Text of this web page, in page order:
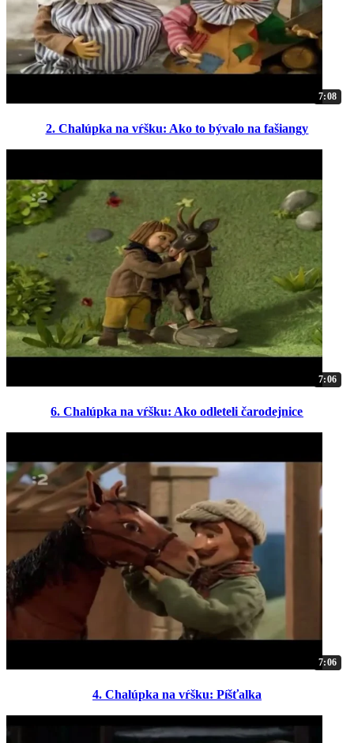
7:08
2. Chalúpka na vŕšku: Ako to bývalo na fašiangy
7:06
6. Chalúpka na vŕšku: Ako odleteli čarodejnice
7:06
4. Chalúpka na vŕšku: Píšťalka